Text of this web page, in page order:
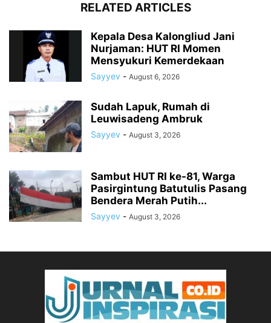
RELATED ARTICLES
Kepala Desa Kalongliud Jani
Nurjaman: HUT RI Momen
Mensyukuri Kemerdekaan
Sayyev - August 6, 2026
Sudah Lapuk, Rumah di
Leuwisadeng Ambruk
Sayyev - August 3, 2026
Sambut HUT RI ke-81, Warga
Pasirgintung Batutulis Pasang
Bendera Merah Putih...
Sayyev - August 3, 2026